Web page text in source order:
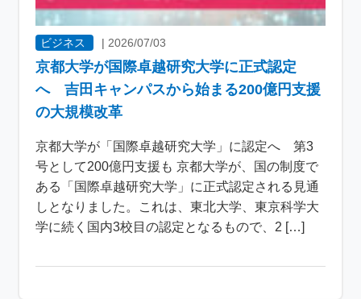
ビジネス | 2026/07/03
京都大学が国際卓越研究大学に正式認定
へ 吉田キャンパスから始まる200億円支援
の大規模改革
京都大学が「国際卓越研究大学」に認定へ 第3
号として200億円支援も 京都大学が、国の制度で
ある「国際卓越研究大学」に正式認定される見通
しとなりました。これは、東北大学、東京科学大
学に続く国内3校目の認定となるもので、2 […]